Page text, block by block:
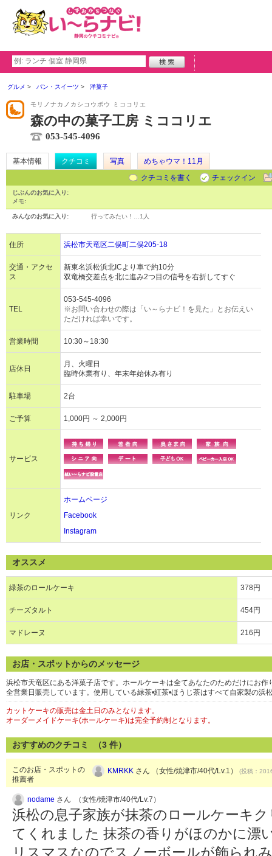
グルメ パン・スイーツ 洋菓子
モリノナカノカシコウボウ ミココリエ
森の中の菓子工房 ミココリエ
053-545-4096
基本情報 クチコミ 写真
めちゃウマ！11月
クチコミを書く
チェックイン
じぶんのお気に入り:
メモ:
みんなのお気に入り: 行ってみたい！… 1人
住所 浜松市天竜区二俣町二俣205-18
交通・アクセ
ス
新東名浜松浜北ICより車で約10分
双竜橋交差点を北に進み2つ目の信号を右折してすぐ
TEL
053-545-4096
※お問い合わせの際は「い～らナビ！を見た」とお伝えい
ただければ幸いです。
営業時間 10:30～18:30
店休日
月、火曜日
臨時休業有り、年末年始休み有り
駐車場 2台
ご予算 1,000円 ～ 2,000円
サービス
リンク
ホームページ
Facebook
Instagram
オススメ
緑茶のロールケーキ 378円
チーズタルト 454円
マドレーヌ 216円
お店・スポットからのメッセージ
浜松市天竜区にある洋菓子店です。ホールケーキは全てあなたのためだけにお
全営業日販売しています。使用している緑茶•紅茶•ほうじ茶はすべて自家製の浜
カットケーキの販売は金土日のみとなります。
オーダーメイドケーキ(ホールケーキ)は完全予約制となります。
おすすめのクチコミ （3 件）
このお店・スポットの
推薦者
KMRKK さん （女性/焼津市/40代/Lv.1） (投稿：
nodame さん （女性/焼津市/40代/Lv.7）
浜松の息子家族が抹茶のロールケーキ
てくれました 抹茶の香りがほのかに漂
リスマスなのでスノーボールが飾られ